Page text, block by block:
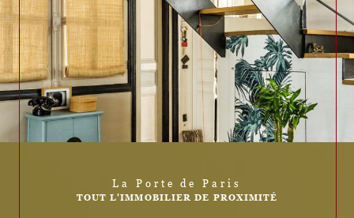
La Porte de Paris
TOUT L'IMMOBILIER DE PROXIMITÉ